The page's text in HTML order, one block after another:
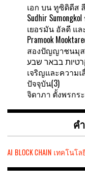
เอก บนทูซิดิดีส
Sudhir Sumongkol
เยอรมัน อัลดี แล
Pramook
สองปัญญาชนมุ
เจริญและความ
ปัจจุบัน(3)
จิดาภา ตั้งพรกร
ค
AI BLOCK CHAIN เทคโนโล